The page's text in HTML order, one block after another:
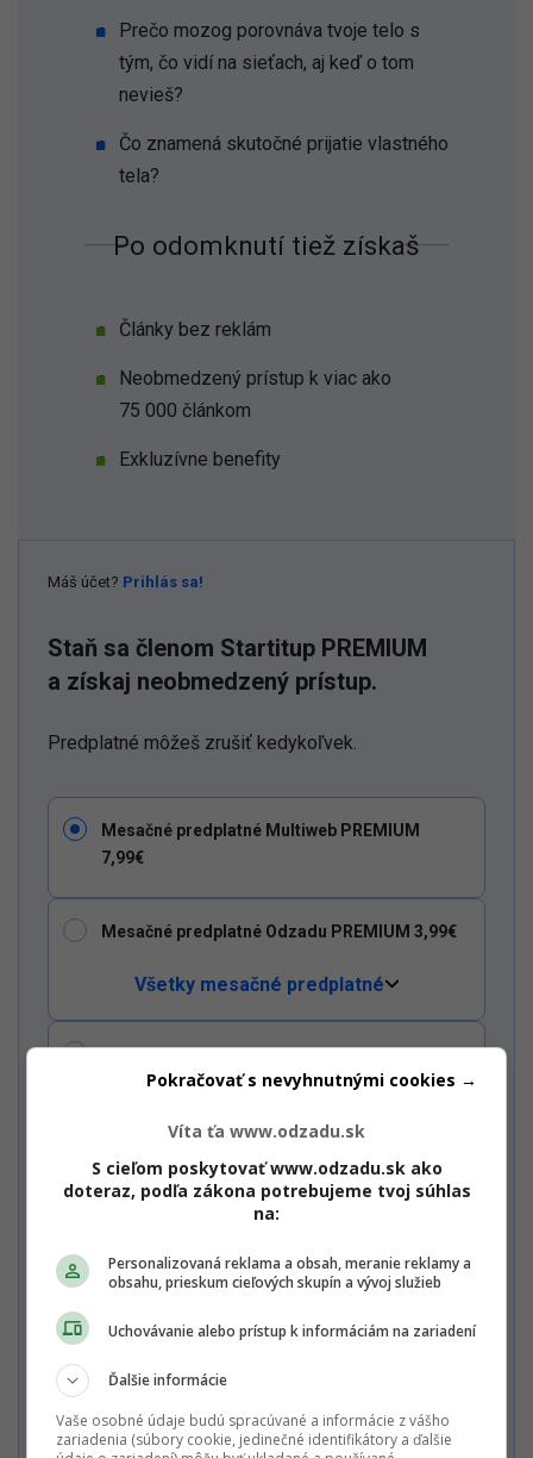
Prečo mozog porovnáva tvoje telo s
tým, čo vidí na sieťach, aj keď o tom
nevieš?
Čo znamená skutočné prijatie vlastného
tela?
Po odomknutí tiež získaš
Články bez reklám
Neobmedzený prístup k viac ako
75 000 článkom
Exkluzívne benefity
do
Pridať ako preferovaný zdroj
Odzadu, odkaz sa otvorí v novom okne
Máš účet? Prihlás sa!
Staň sa členom Startitup PREMIUM
a získaj neobmedzený prístup.
Predplatné môžeš zrušiť kedykoľvek.
Mesačné predplatné Multiweb PREMIUM
7,99€
Mesačné predplatné Odzadu PREMIUM 3,99€
Všetky mesačné predplatné
Ročné predplatné Multiweb PREMIUM 65€
Nechcem odoberať PREMIUM newsletter a Startitup Group
newsletter s obsahom a ponukami Startitup a jeho
Alebo
Víta ťa www.odzadu.sk
S cieľom poskytovať www.odzadu.sk ako
doteraz, podľa zákona potrebujeme tvoj súhlas
na:
Personalizovaná reklama a obsah, meranie reklamy a
obsahu, prieskum cieľových skupín a vývoj služieb
Uchovávanie alebo prístup k informáciám na zariadení
Ďalšie informácie
Vaše osobné údaje budú spracúvané a informácie z vášho
zariadenia (súbory cookie, jedinečné identifikátory a ďalšie
Pokračovať s nevyhnutnými cookies →